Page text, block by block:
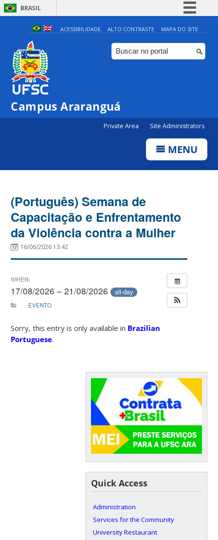
BRASIL
Simplifique!
Comunica BR
Participe
ACESSIBILIDADE ALTO CONTRASTE MAPA DO SITE
Campus Araranguá
Private Area Site Administrators
MENU
(Português) Semana de
Capacitação e Enfrentamento
da Violência contra a Mulher
16/06/2026 13:42
WHEN:
17/08/2026 – 21/08/2026 all-day
EVENTO
Sorry, this entry is only available in Brazilian
Portuguese.
Quick Access
Administration
Services for the Community
University Restaurant